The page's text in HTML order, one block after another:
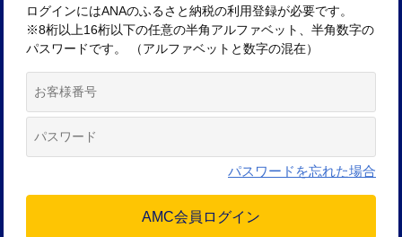
ログインにはANAのふるさと納税の利用登録が必要です。
※8桁以上16桁以下の任意の半角アルファベット、半角数字の
パスワードです。 （アルファベットと数字の混在）
パスワードを忘れた場合